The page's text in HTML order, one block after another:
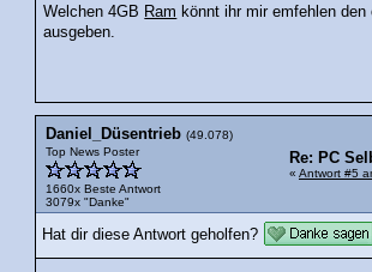
Welchen 4GB Ram könnt ihr mir emfehlen
ausgeben.
Daniel_Düsentrieb (49.078)
Top News Poster
1660x Beste Antwort
3079x "Danke"
Re: PC
« Antwort #5
Hat dir diese Antwort geholfen?